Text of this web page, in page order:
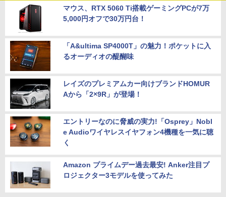
マウス、RTX 5060 Ti搭載ゲーミングPCが7万
5,000円オフで30万円台！
「A&ultima SP4000T」の魅力！ポケットに入
るオーディオの醍醐味
レイズのプレミアムカー向けブランドHOMUR
Aから「2×9R」が登場！
エントリーなのに脅威の実力!「Osprey」Nobl
e Audioワイヤレスイヤフォン4機種を一気に聴
く
Amazon プライムデー過去最安! Anker注目プ
ロジェクター3モデルを使ってみた